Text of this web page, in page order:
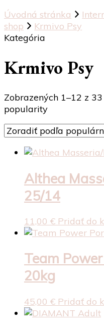
Úvodná stránka
shop
Krmivo Psy
Kategória
Krmivo Psy
Zobrazených 1–12 z
popularity
Althea
25/14
11,00 € Pridať do
Team
20kg
45,00 € Pridať do